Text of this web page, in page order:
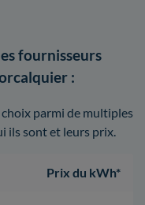
fournisseurs
:
parmi de multiples
ils sont et leurs prix.
Prix du kWh*